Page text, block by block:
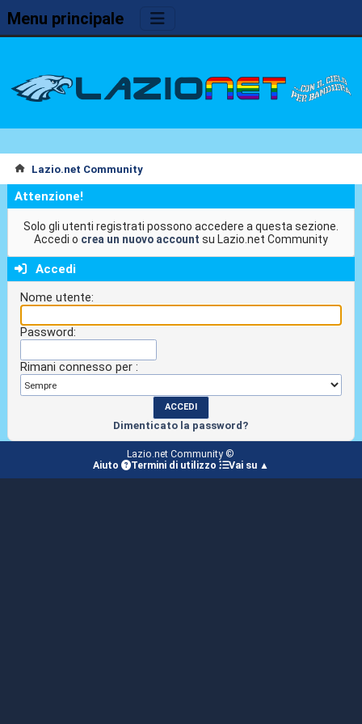
Menu principale
Lazio.net Community
Attenzione!
Solo gli utenti registrati possono accedere a questa sezione.
Accedi o crea un nuovo account su Lazio.net Community
Accedi
Nome utente:
Password:
Rimani connesso per :
Dimenticato la password?
Lazio.net Community ©
Aiuto
Termini di utilizzo Vai su ▲